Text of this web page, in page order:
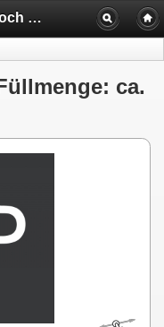
Linsenbehälter hoch Füllmenge: ca. 10 ml
ca.